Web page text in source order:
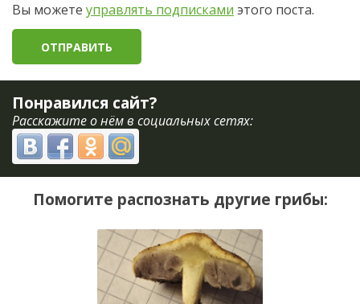
Вы можете управлять подписками этого поста.
Понравился сайт?
Расскажите о нём в социальных сетях:
Помогите распознать другие грибы: